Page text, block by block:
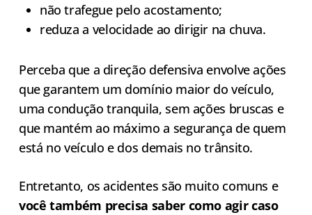
não trafegue pelo acostamento;
reduza a velocidade ao dirigir na chuva.
Perceba que a direção defensiva envolve ações
que garantem um domínio maior do veículo,
uma condução tranquila, sem ações bruscas e
que mantém ao máximo a segurança de quem
está no veículo e dos demais no trânsito.
Entretanto, os acidentes são muito comuns e
você também precisa saber como agir caso